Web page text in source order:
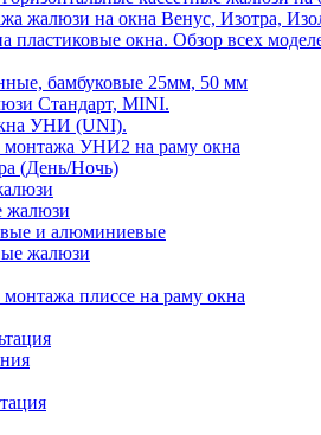
жалюзи на окна Венус, Изотра,
пластиковые окна. Обзор всех
бамбуковые 25мм, 50 мм
Стандарт, MINI.
УНИ (UNI).
монтажа УНИ2 на раму окна
(День/Ночь)
жалюзи
и алюминиевые
жалюзи
плиссе на раму окна